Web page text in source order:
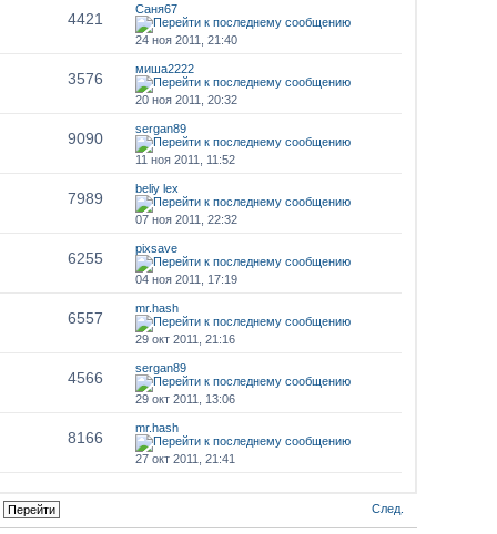
4421
Саня67
24 ноя 2011, 21:40
3576
миша2222
20 ноя 2011, 20:32
9090
sergan89
11 ноя 2011, 11:52
7989
beliy lex
07 ноя 2011, 22:32
6255
pixsave
04 ноя 2011, 17:19
6557
mr.hash
29 окт 2011, 21:16
4566
sergan89
29 окт 2011, 13:06
8166
mr.hash
27 окт 2011, 21:41
След.